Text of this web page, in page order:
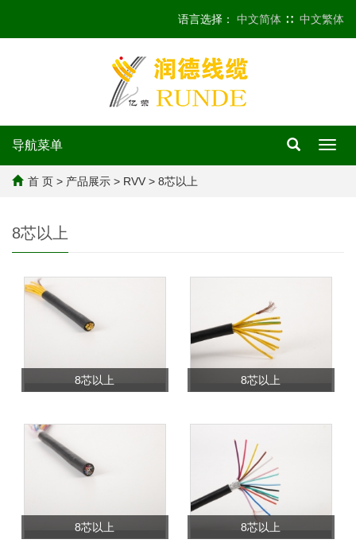
语言选择： 中文简体 ∷ 中文繁体
导航菜单
首 页 > 产品展示 > RVV > 8芯以上
8芯以上
8芯以上 8芯以上
8芯以上 8芯以上